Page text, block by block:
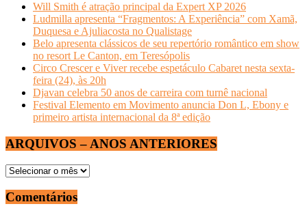
Will Smith é atração principal da Expert XP 2026
Ludmilla apresenta “Fragmentos: A Experiência” com Xamã,
Duquesa e Ajuliacosta no Qualistage
Belo apresenta clássicos de seu repertório romântico em show
no resort Le Canton, em Teresópolis
Circo Crescer e Viver recebe espetáculo Cabaret nesta sexta-
feira (24), às 20h
Djavan celebra 50 anos de carreira com turnê nacional
Festival Elemento em Movimento anuncia Don L, Ebony e
primeiro artista internacional da 8ª edição
ARQUIVOS – ANOS ANTERIORES
ARQUIVOS
ANOS
ANTERIORES
Comentários